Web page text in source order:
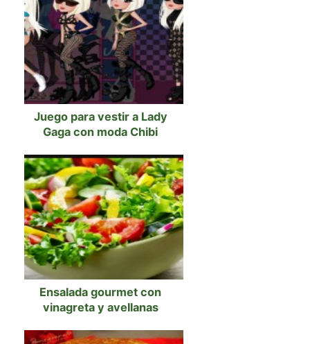
Juego para vestir a Lady
Gaga con moda Chibi
Ensalada gourmet con
vinagreta y avellanas